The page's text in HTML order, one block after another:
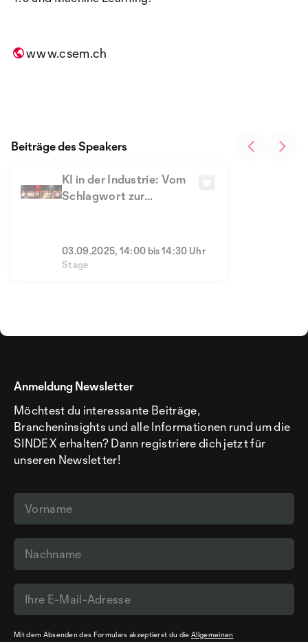
www.csem.ch
KI in der Industrie: Vom
Schlagwort zur
03.09.2025, 14:00 bis 14:30 Uhr
Stage
Beiträge des Speakers
Anmeldung Newsletter
Möchtest du interessante Beiträge,
Brancheninsights und alle Informationen rund um die
SINDEX erhalten? Dann registriere dich jetzt für
unseren Newsletter!
Mit dem Absenden des Formulars akzeptierst du dieAllgemeinen